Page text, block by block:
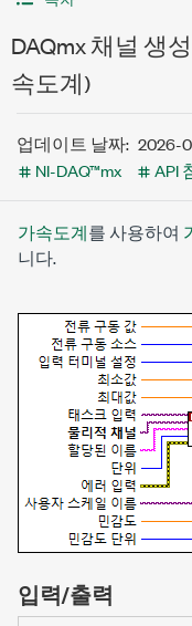
DAQmx 채널 생
속도계)
업데이트 날짜: 2026-
NI-DAQ™mx
API
가속도계를 사용하여
니다.
입력/출력